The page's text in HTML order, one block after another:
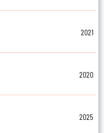
2021
2020
2025